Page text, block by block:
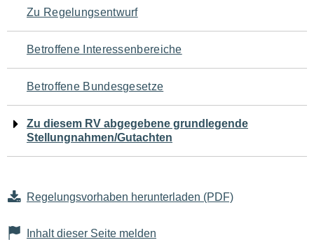
den
Seiteninhalt
Zu Regelungsentwurf
Betroffene Interessenbereiche
Betroffene Bundesgesetze
Zu diesem RV abgegebene grundlegende
Stellungnahmen/Gutachten
Regelungsvorhaben herunterladen (PDF)
Inhalt dieser Seite melden